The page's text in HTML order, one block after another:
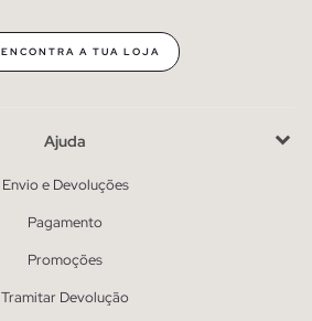
ENCONTRA A TUA LOJA
Ajuda
Envio e Devoluções
Pagamento
Promoções
Tramitar Devolução